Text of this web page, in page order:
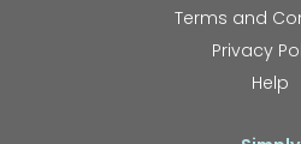
Terms and
Privacy
Help